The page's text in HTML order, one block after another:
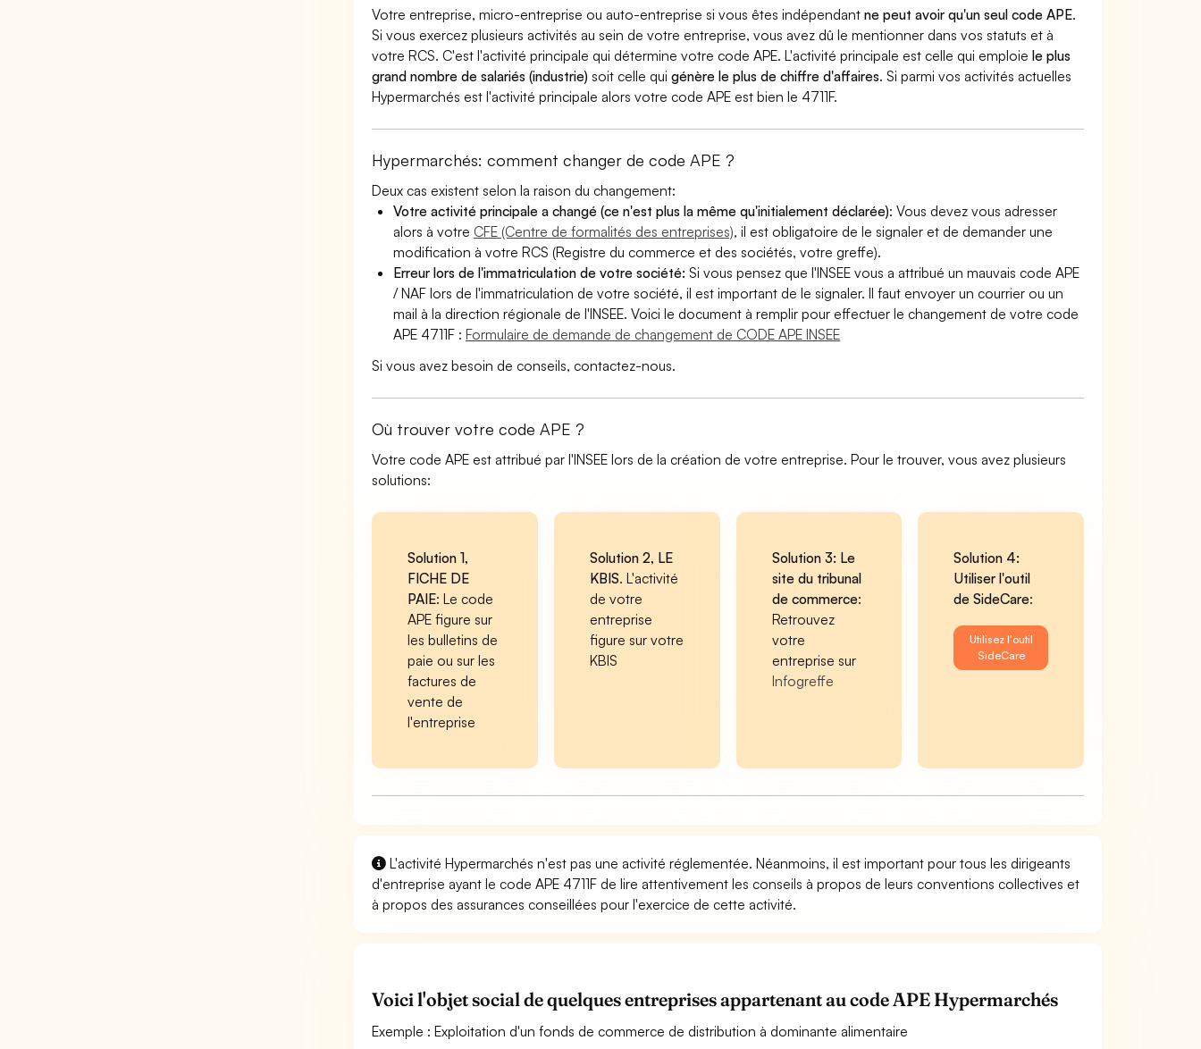
Votre entreprise, micro-entreprise ou auto-entreprise si vous êtes indépendantne peut avoir qu'un seul code APE.
Si vous exercez plusieurs activités au sein de votre entreprise, vous avez dû le mentionner dans vos statuts et à
votre RCS. C'est l'activité principale qui détermine votre code APE. L'activité principale est celle qui emploiele plus
grand nombre de salariés (industrie) soit celle quigénère le plus de chiffre d'affaires. Si parmi vos activités actuelles
Hypermarchés est l'activité principale alors votre code APE est bien le 4711F.
Hypermarchés: comment changer de code APE ?
Deux cas existent selon la raison du changement:
Votre activité principale a changé (ce n'est plus la même qu'initialement déclarée): Vous devez vous adresser
alors à votre CFE (Centre de formalités des entreprises), il est obligatoire de le signaler et de demander une
modification à votre RCS (Registre du commerce et des sociétés, votre greffe).
Erreur lors de l'immatriculation de votre société:Si vous pensez que l'INSEE vous a attribué un mauvais code APE
/ NAF lors de l'immatriculation de votre société, il est important de le signaler. Il faut envoyer un courrier ou un
mail à la direction régionale de l'INSEE. Voici le document à remplir pour effectuer le changement de votre code
APE 4711F :Formulaire de demande de changement de CODE APE INSEE
Si vous avez besoin de conseils, contactez-nous.
Où trouver votre code APE ?
Votre code APE est attribué par l'INSEE lors de la création de votre entreprise. Pour le trouver, vous avez plusieurs
solutions:
Solution 1,
FICHE DE
PAIE: Le code
APE figure sur
les bulletins de
paie ou sur les
factures de
vente de
l'entreprise
Solution 2, LE
KBIS. L'activité
de votre
entreprise
figure sur votre
KBIS
Solution 3: Le
site du tribunal
de commerce:
Retrouvez
votre
entreprise sur
Infogreffe
Solution 4:
Utiliser l'outil
de SideCare:
Utilisez l'outil
SideCare
L'activité Hypermarchés n'est pas une activité réglementée. Néanmoins, il est important pour tous les dirigeants
d'entreprise ayant le code APE 4711F de lire attentivement les conseils à propos de leurs conventions collectives et
à propos des assurances conseillées pour l'exercice de cette activité.
Voici l'objet social de quelques entreprises appartenant au code APE Hypermarchés
Exemple : Exploitation d'un fonds de commerce de distribution à dominante alimentaire